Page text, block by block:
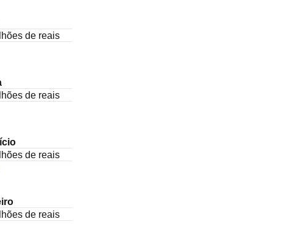
de reais
de reais
de reais
de reais